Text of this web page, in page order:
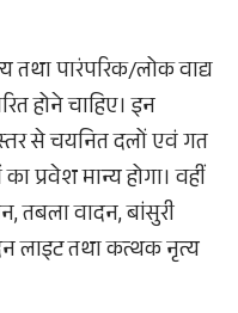
तथा पारंपरिक/लोक वाद्य
होने चाहिए। इन
से चयनित दलों एवं गत
प्रवेश मान्य होगा। वहीं
तबला वादन, बांसुरी
लाइट तथा कत्थक नृत्य